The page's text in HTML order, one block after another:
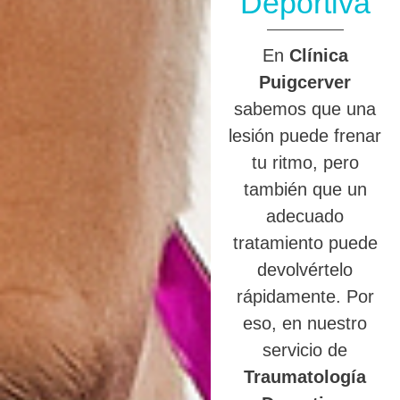
En Clínica
Puigcerver
sabemos que una
lesión puede frenar
tu ritmo, pero
también que un
adecuado
tratamiento puede
devolvértelo
rápidamente. Por
eso, en nuestro
servicio de
Traumatología